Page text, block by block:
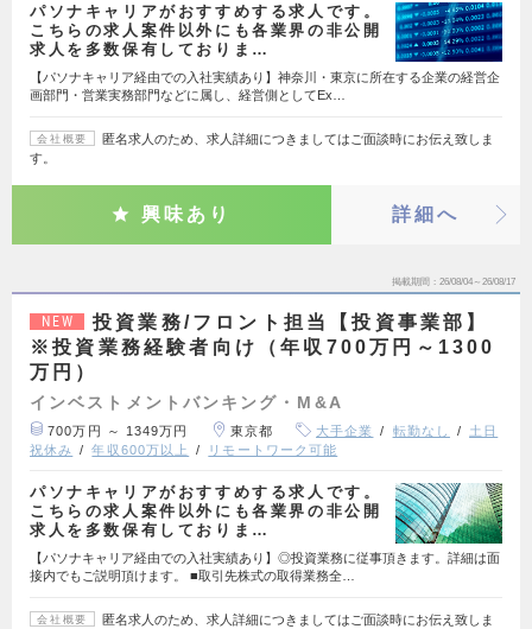
パソナキャリアがおすすめする求人です。
こちらの求人案件以外にも各業界の非公開
求人を多数保有しておりま…
【パソナキャリア経由での入社実績あり】神奈川・東京に所在する企業の経営企
画部門・営業実務部門などに属し、経営側としてEx…
会社概要
匿名求人のため、求人詳細につきましてはご面談時にお伝え致しま
す。
興味あり 詳細へ
掲載期間 26/08/04～26/08/17
NEW
投資業務/フロント担当【投資事業部】
※投資業務経験者向け（年収700万円～1300
万円）
インベストメントバンキング・M&A
700万円 ～ 1349万円 東京都 大手企業 転勤なし
土日
祝休み
年収600万以上 リモートワーク可能
パソナキャリアがおすすめする求人です。
こちらの求人案件以外にも各業界の非公開
求人を多数保有しておりま…
【パソナキャリア経由での入社実績あり】◎投資業務に従事頂きます。詳細は面
接内でもご説明頂けます。 ■取引先株式の取得業務全…
会社概要
匿名求人のため、求人詳細につきましてはご面談時にお伝え致しま